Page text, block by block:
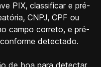
PIX, classificar e pré-
CNPJ, CPF ou
campo correto, e pré-
detectado.
de boa para detectar.